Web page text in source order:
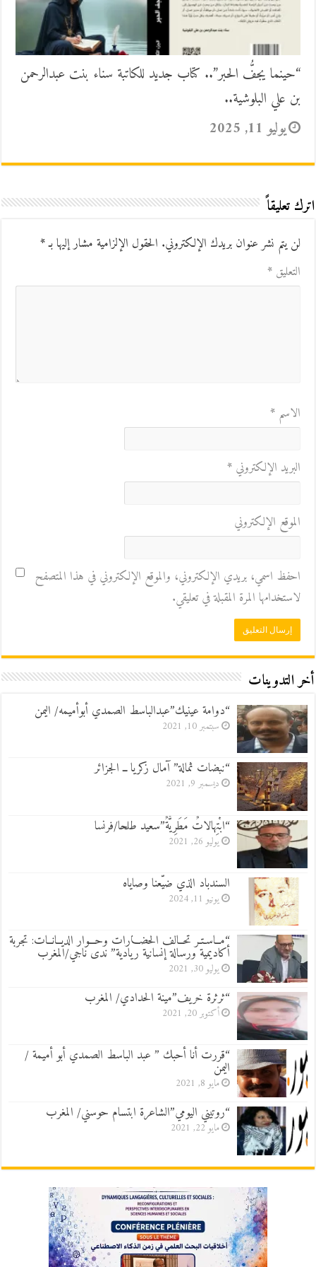
“حينما يجفُّ الحبر”.. كتاب جديد للكاتبة سناء بنت عبدالرحمن
بن علي البلوشية..
يوليو 11, 2025
اترك تعليقاً
لن يتم نشر عنوان بريدك الإلكتروني. الحقول الإلزامية مشار إليها بـ*
التعليق*
الاسم*
البريد الإلكتروني*
الموقع الإلكتروني
احفظ اسمي، بريدي الإلكتروني، والموقع الإلكتروني في هذا المتصفح
لاستخدامها المرة المقبلة في تعليقي.
أخر التدوينات
“دوامة عينيك”عبدالباسط الصمدي أبوأميمه/ اليمن
سبتمبر 10, 2021
“نبضات ثمالة” آمال زكريا ــ الجزائر
ديسمبر 9, 2021
“ابْتِهالاتٌ مَطَرِيَّةٌ”سعيد طلحا/فرنسا
يوليو 26, 2021
السندباد الذي ضيّعنا وصاياه
يونيو 11, 2024
“مــاسـتـر تحــالف الحضـــارات وحـــوار الديــانــات: تجربة
أكاديمية ورسالة إنسانية ريادية” ندى ناجي/المغرب
يوليو 30, 2021
“ثرثرة خريف”مينة الحدادي/ المغرب
أكتوبر 20, 2021
“قررت أنا أحبك ” عبد الباسط الصمدي أبو أميمة /
اليمن
مايو 8, 2021
“روتيني اليومي”الشاعرة ابتسام حوسني/ المغرب
مايو 22, 2021